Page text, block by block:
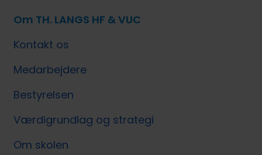
Om TH. LANGS HF & VUC
Kontakt os
Medarbejdere
Bestyrelsen
Værdigrundlag og strategi
Om skolen